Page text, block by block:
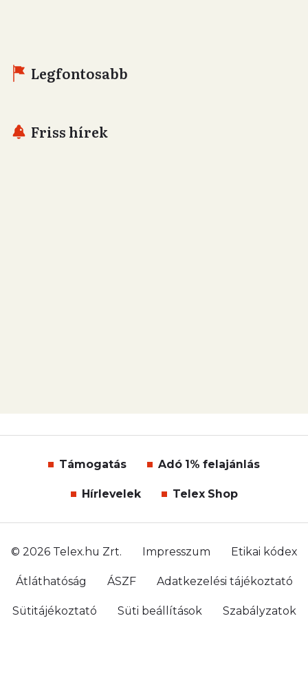
Legfontosabb
Friss hírek
Támogatás Adó 1% felajánlás
Hírlevelek Telex Shop
© 2026 Telex.hu Zrt. Impresszum Etikai kódex
Átláthatóság ÁSZF Adatkezelési tájékoztató
Sütitájékoztató Süti beállítások Szabályzatok